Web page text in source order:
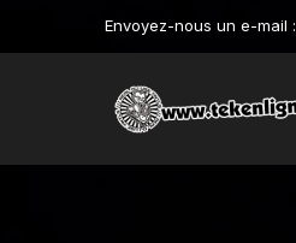
Envoyez-nous un e-mail :